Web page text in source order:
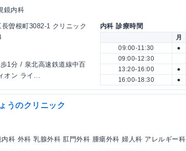
鏡内科
曽根町3082-1 クリニック
1分 / 泉北高速鉄道線中百
オン ライ...
内科 診療時間
月
09:00-11:30
●
09:00-12:30
13:20-16:00
●
16:00-18:30
●
うのクリニック
科 外科 乳腺外科 肛門外科 腫瘍外科 婦人科 アレルギー科